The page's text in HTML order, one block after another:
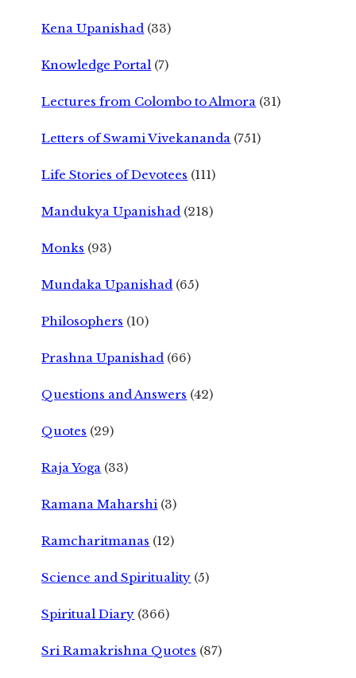
Kena Upanishad (33)
Knowledge Portal (7)
Lectures from Colombo to Almora (31)
Letters of Swami Vivekananda (751)
Life Stories of Devotees (111)
Mandukya Upanishad (218)
Monks (93)
Mundaka Upanishad (65)
Philosophers (10)
Prashna Upanishad (66)
Questions and Answers (42)
Quotes (29)
Raja Yoga (33)
Ramana Maharshi (3)
Ramcharitmanas (12)
Science and Spirituality (5)
Spiritual Diary (366)
Sri Ramakrishna Quotes (87)